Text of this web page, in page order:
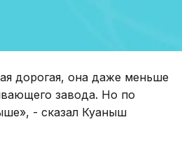
дорогая, она даже меньше
завода. Но по
- сказал Куаныш